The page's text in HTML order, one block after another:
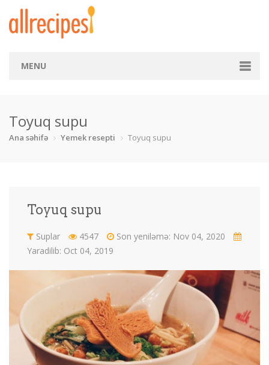
MENU
Kateqoriya
İçkilər Makaron
Qoyun əti Quru yemək
Suplar Tortlar
Toyuqlar
Yemek resepti
faydali melumat
Əlaqə
Toyuq supu
Ana səhifə Yemek resepti Toyuq supu
Toyuq supu
Suplar 4547
Son yeniləmə: Nov 04, 2020
Yaradilib: Oct 04, 2019